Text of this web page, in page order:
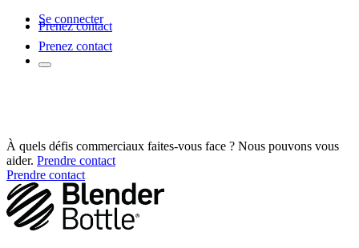
Se connecter
Prenez contact
Prenez contact
À quels défis commerciaux faites-vous face ? Nous pouvons vous
aider. Prendre contact
Prendre contact